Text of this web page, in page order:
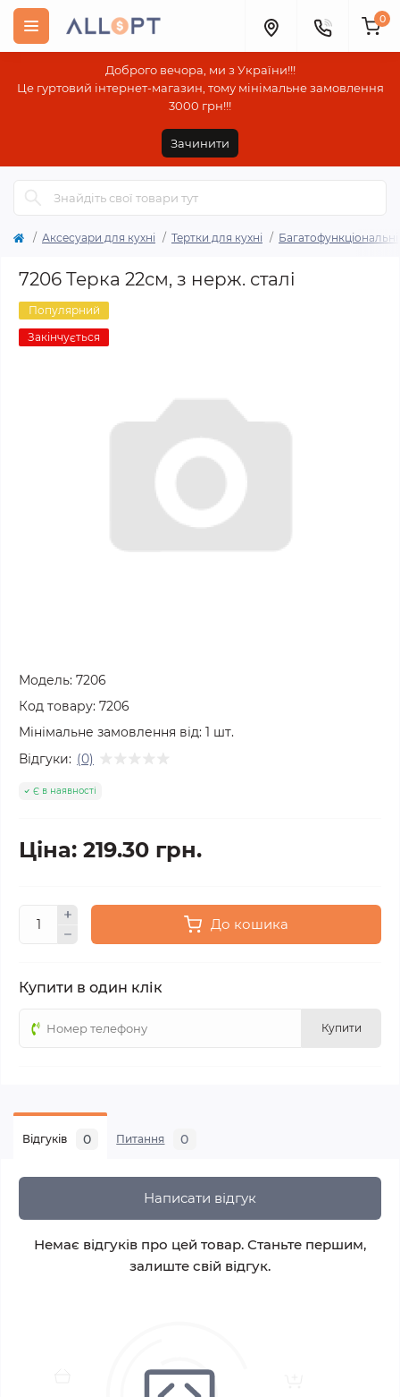
Доброго вечора, ми з України!!!
Це гуртовий інтернет-магазин, тому мінімальне замовлення
3000 грн!!!
Зачинити
0
Аксесуари для кухні Тертки для кухні Багатофункціональні
7206 Терка 22см, з нерж. сталі
Популярний
Закінчується
Модель: 7206
Код товару: 7206
Мінімальне замовлення від: 1 шт.
Відгуки: (0)
Є в наявності
Ціна: 219.30 грн.
До кошика
Купити в один клік
Купити
Відгуків 0 Питання 0
Написати відгук
Немає відгуків про цей товар. Станьте першим,
залиште свій відгук.